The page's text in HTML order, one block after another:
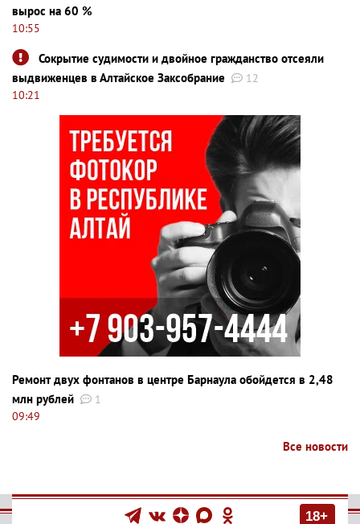
вырос на 60 %
10:55
Сокрытие судимости и двойное гражданство отсеяли
выдвиженцев в Алтайское Заксобрание
12
10:21
Ремонт двух фонтанов в центре Барнаула обойдется в 2,48
млн рублей
1
09:49
Все новости
18+